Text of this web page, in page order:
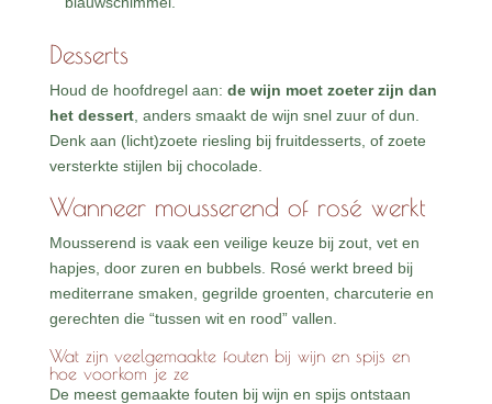
Desserts
Houd de hoofdregel aan: de wijn moet zoeter zijn dan
het dessert, anders smaakt de wijn snel zuur of dun.
Denk aan (licht)zoete riesling bij fruitdesserts, of zoete
versterkte stijlen bij chocolade.
Wanneer mousserend of rosé werkt
Mousserend is vaak een veilige keuze bij zout, vet en
hapjes, door zuren en bubbels. Rosé werkt breed bij
mediterrane smaken, gegrilde groenten, charcuterie en
gerechten die “tussen wit en rood” vallen.
Wat zijn veelgemaakte fouten bij wijn en spijs en
hoe voorkom je ze
De meest gemaakte fouten bij wijn en spijs ontstaan